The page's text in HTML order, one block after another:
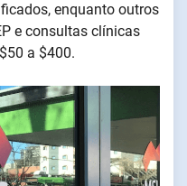
enquanto outros
e consultas clínicas
a $400.